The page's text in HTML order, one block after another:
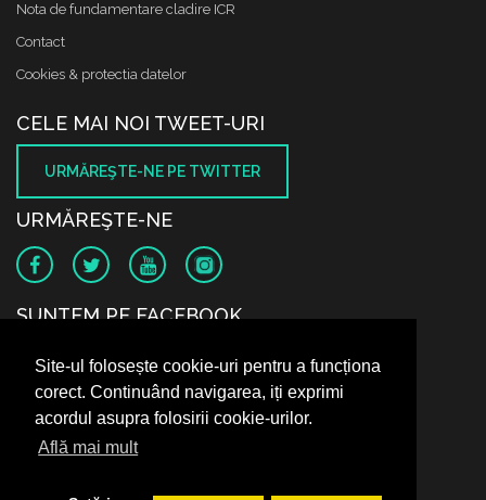
Site-ul folosește cookie-uri pentru a funcționa
corect. Continuând navigarea, iți exprimi
acordul asupra folosirii cookie-urilor.
Află mai mult
Nota de fundamentare cladire ICR
Contact
Cookies & protectia datelor
CELE MAI NOI TWEET-URI
URMĂREŞTE-NE PE TWITTER
URMĂREŞTE-NE
SUNTEM PE FACEBOOK